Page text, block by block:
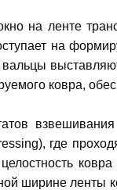
на ленте
на
ковра,
взвешивания
где
ширине ленты